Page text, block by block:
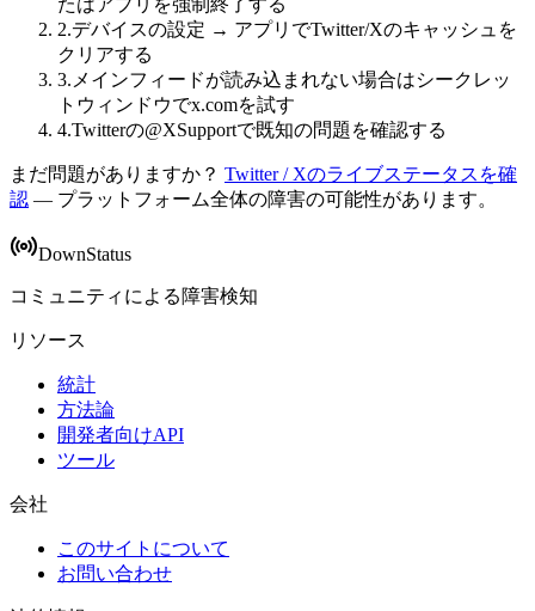
2.デバイスの設定 → アプリでTwitter/Xのキャッシュを
クリアする
3. メインフィードが読み込まれない場合はシークレッ
トウィンドウでx.comを試す
4.Twitterの@XSupportで既知の問題を確認する
まだ問題がありますか？ Twitter / Xのライブステータスを確
認 — プラットフォーム全体の障害の可能性があります。
DownStatus
コミュニティによる障害検知
リソース
統計
方法論
開発者向けAPI
ツール
会社
このサイトについて
お問い合わせ